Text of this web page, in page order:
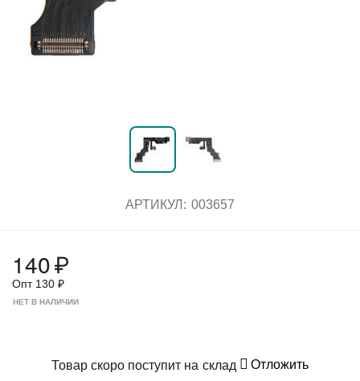
АРТИКУЛ: 003657
140₽
Опт 130 ₽
НЕТ В НАЛИЧИИ
Товар скоро поступит на склад Отложить